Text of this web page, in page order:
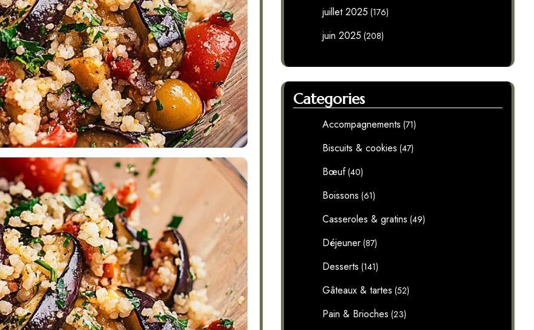
juillet 2025 (176)
juin 2025 (208)
Categories
Accompagnements (71)
Biscuits & cookies (47)
Bœuf (40)
Boissons (61)
Casseroles & gratins (49)
Déjeuner (87)
Desserts (141)
Gâteaux & tartes (52)
Pain & Brioches (23)